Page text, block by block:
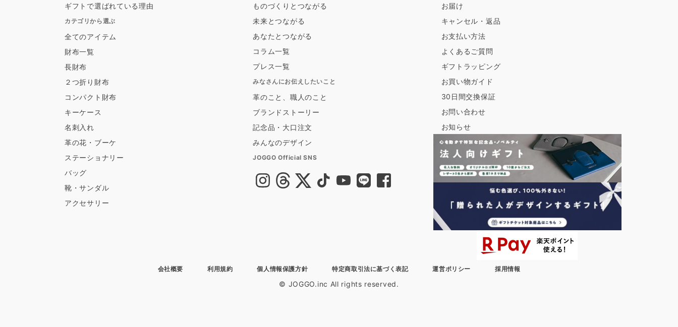
ギフトで選ばれている理由
カテゴリから選ぶ
全てのアイテム
財布一覧
長財布
２つ折り財布
コンパクト財布
キーケース
名刺入れ
革の花・ブーケ
ステーショナリー
バッグ
靴・サンダル
アクセサリー
ものづくりとつながる
未来とつながる
あなたとつながる
コラム一覧
プレス一覧
みなさんにお伝えしたいこと
革のこと、職人のこと
ブランドストーリー
記念品・大口注文
みんなのデザイン
JOGGO Official SNS
お届け
キャンセル・返品
お支払い方法
よくあるご質問
ギフトラッピング
お買い物ガイド
30日間交換保証
お問い合わせ
お知らせ
会社概要 利用規約 個人情報保護方針 特定商取引法に基づく表記 運営ポリシー 採用情報
© JOGGO.inc All rights reserved.